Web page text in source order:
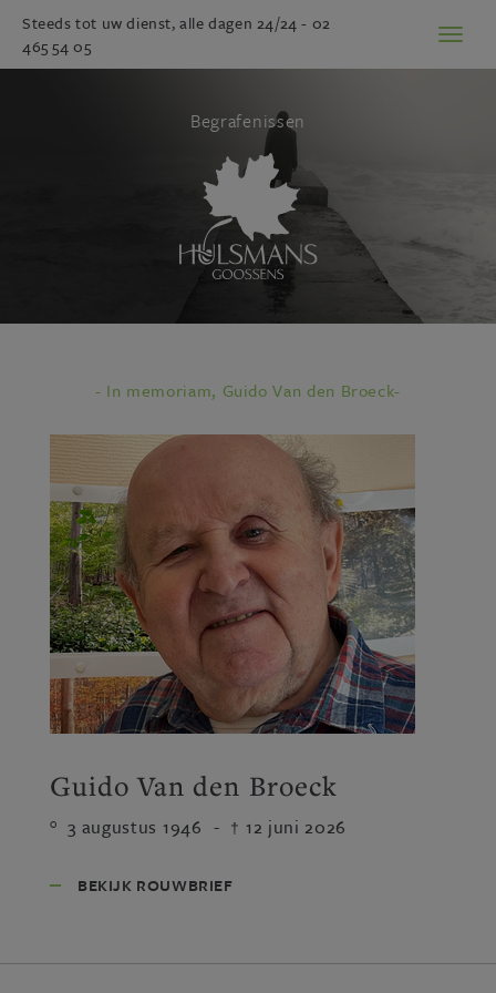
Steeds tot uw dienst, alle dagen 24/24 - 02
465 54 05
Toggle
Begrafenissen
- In memoriam, Guido Van den Broeck-
Guido Van den Broeck
3 augustus 1946 - 12 juni 2026
BEKIJK ROUWBRIEF